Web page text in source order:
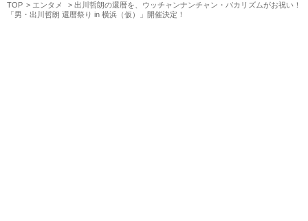
TOP エンタメ
出川哲朗の還暦を、ウッチャンナンチャン・バカリズムがお祝い！
「男・出川哲朗 還暦祭り in 横浜（仮）」開催決定！